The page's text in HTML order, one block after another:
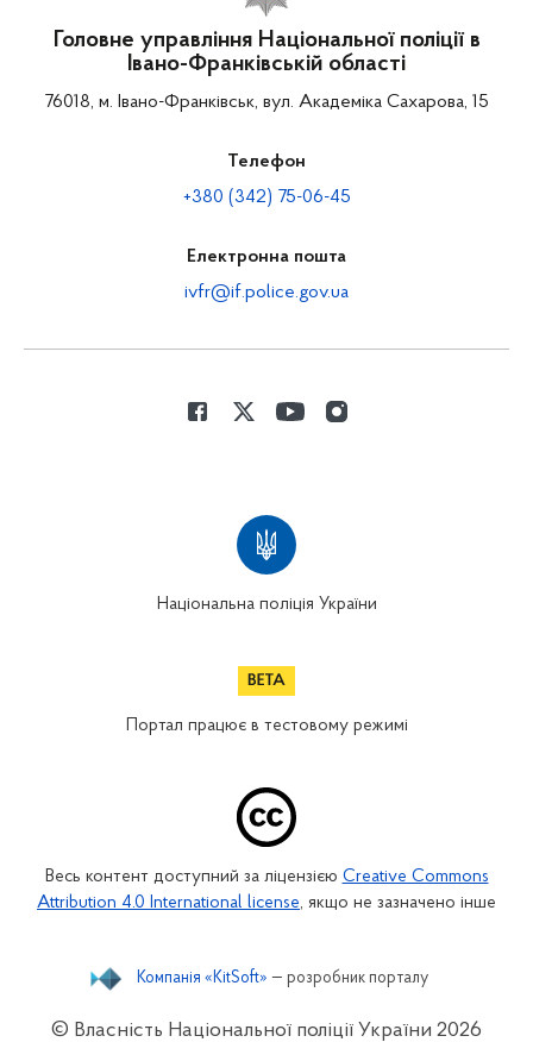
Головне управління Національної поліції в
Івано-Франківській області
76018, м. Івано-Франківськ, вул. Академіка Сахарова, 15
Телефон
+380 (342) 75-06-45
Електронна пошта
ivfr@if.police.gov.ua
Національна поліція України
Портал працює в тестовому режимі
Весь контент доступний за ліцензією Creative Commons
Attribution 4.0 International license, якщо не зазначено інше
© Власність Національної поліції України 2026
Компанія «KitSoft» — розробник порталу